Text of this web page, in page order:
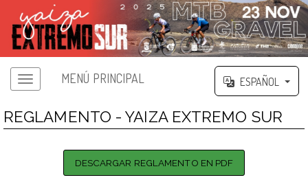
MENÚ PRINCIPAL ESPAÑOL
REGLAMENTO - YAIZA EXTREMO SUR
DESCARGAR REGLAMENTO EN PDF